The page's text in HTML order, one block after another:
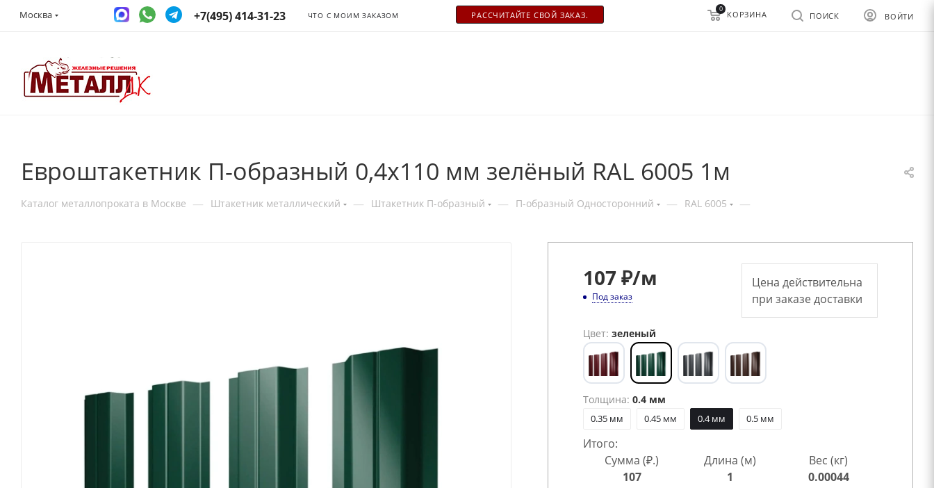
Москва +7(495) 414-31-23 ЧТО С МОИМ ЗАКАЗОМ РАСCЧИТАЙТЕ СВОЙ ЗАКАЗ. ВОЙТИ
ПОИСК
0
КОРЗИНА
Евроштакетник П-образный 0,4x110 мм зелёный RAL 6005 1м
Каталог металлопроката в Москве — Штакетник металлический — Штакетник П-образный — П-образный Односторонний — RAL 6005 —
107 ₽/м
Под заказ
Цена действительна
при заказе доставки
Цвет: зеленый
Толщина: 0.4 мм
0.35 мм 0.45 мм 0.4 мм 0.5 мм
Итого:
Сумма (₽.)
107
Длина (м)
1
Вес (кг)
0.00044